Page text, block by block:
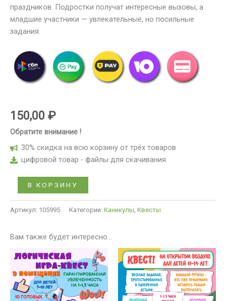
праздников. Подростки получат интересные вызовы, а
младшие участники — увлекательные, но посильные
задания.
150,00 ₽
Обратите внимание !
30% скидка на всю корзину от трёх товаров
цифровой товар - файлы для скачивания
В КОРЗИНУ
Артикул: 105995 Категории: Каникулы Квесты
Вам также будет интересно…